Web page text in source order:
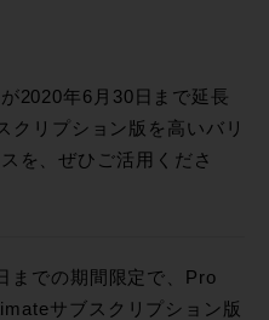
2020年6月30日まで延長
クリプション版を高いバリ
を、ぜひご活用くださ
までの期間限定で、Pro
サブスクリプション版